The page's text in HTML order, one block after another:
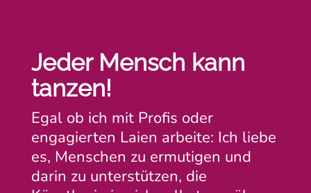
Jeder Mensch kann
tanzen!
Egal ob ich mit Profis oder
engagierten Laien arbeite: Ich liebe
es, Menschen zu ermutigen und
darin zu unterstützen, die